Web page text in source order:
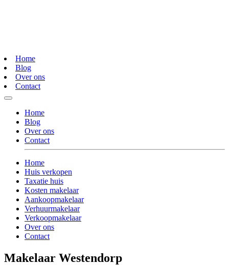
Home
Blog
Over ons
Contact
Home
Blog
Over ons
Contact
Home
Huis verkopen
Taxatie huis
Kosten makelaar
Aankoopmakelaar
Verhuurmakelaar
Verkoopmakelaar
Over ons
Contact
Makelaar Westendorp